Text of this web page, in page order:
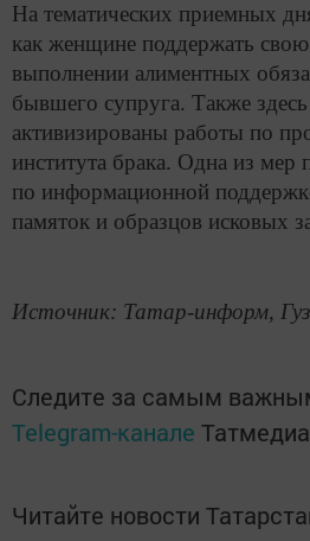
На тематических приемных
как женщине поддержать
выполнении алиментных
бывшего супруга. Также
активизированы работы по
института брака. Одна из мер
по информационной
памяток и образцов исковых
Источник: Татар-информ,
Следите за самым
Telegram-канале Татмедиа
Читайте новости